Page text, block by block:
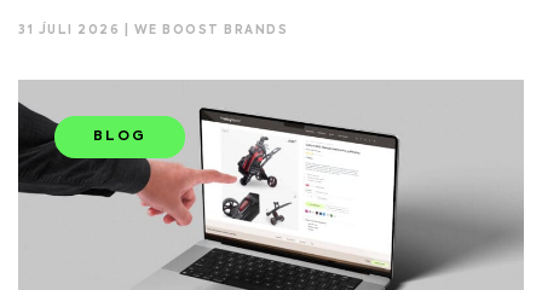
31 JULI 2026 | WE BOOST BRANDS
BLOG